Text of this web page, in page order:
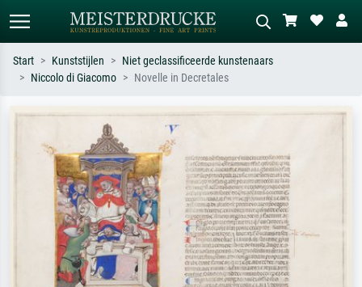
Zoek op kunstenaar, titel of stijl – bijv.
Monet, Sterrennacht, impressionisme,
Hokusai-golf, naakt.
een boom.
Start Kunststijlen
Niet geclassificeerde kunstenaars
Niccolo di Giacomo
Novelle in Decretales